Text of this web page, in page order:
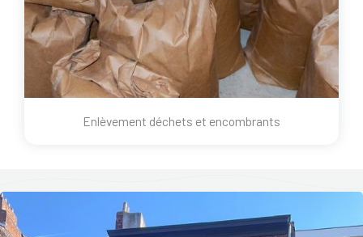
Enlèvement déchets et encombrants